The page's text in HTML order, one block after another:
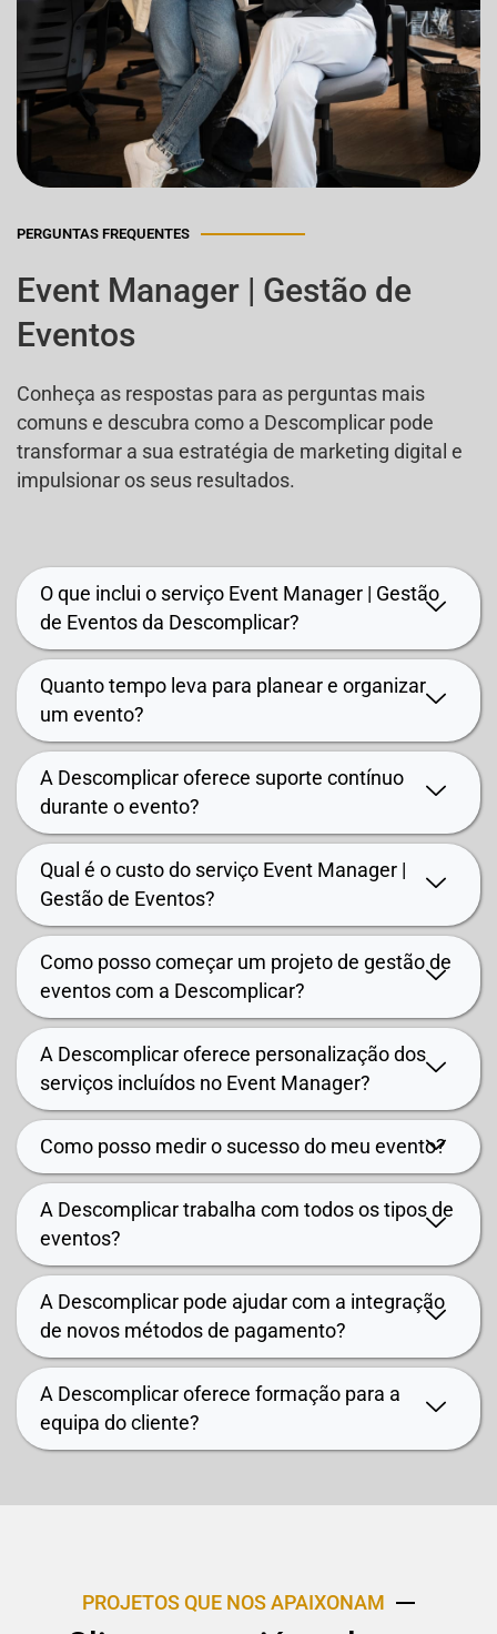
PERGUNTAS FREQUENTES
Event Manager | Gestão de
Eventos
Conheça as respostas para as perguntas mais
comuns e descubra como a Descomplicar pode
transformar a sua estratégia de marketing digital e
impulsionar os seus resultados.
O que inclui o serviço Event Manager | Gestão
de Eventos da Descomplicar?
Quanto tempo leva para planear e organizar
um evento?
A Descomplicar oferece suporte contínuo
durante o evento?
Qual é o custo do serviço Event Manager |
Gestão de Eventos?
Como posso começar um projeto de gestão de
eventos com a Descomplicar?
A Descomplicar oferece personalização dos
serviços incluídos no Event Manager?
Como posso medir o sucesso do meu evento?
A Descomplicar trabalha com todos os tipos de
eventos?
A Descomplicar pode ajudar com a integração
de novos métodos de pagamento?
A Descomplicar oferece formação para a
equipa do cliente?
PROJETOS QUE NOS APAIXONAM